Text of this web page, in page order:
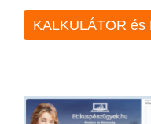
KALKULÁTOR